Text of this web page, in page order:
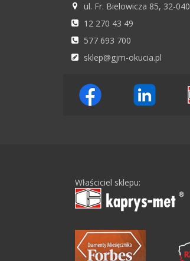
ul. Fr. Bielowicza 85, 32-
12 270 43 49
577 693 700
sklep@gjm-okucia.pl
Właściciel sklepu: